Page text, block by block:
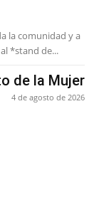
la comunidad y a
*stand de...
de la Mujer
4 de agosto de 2026